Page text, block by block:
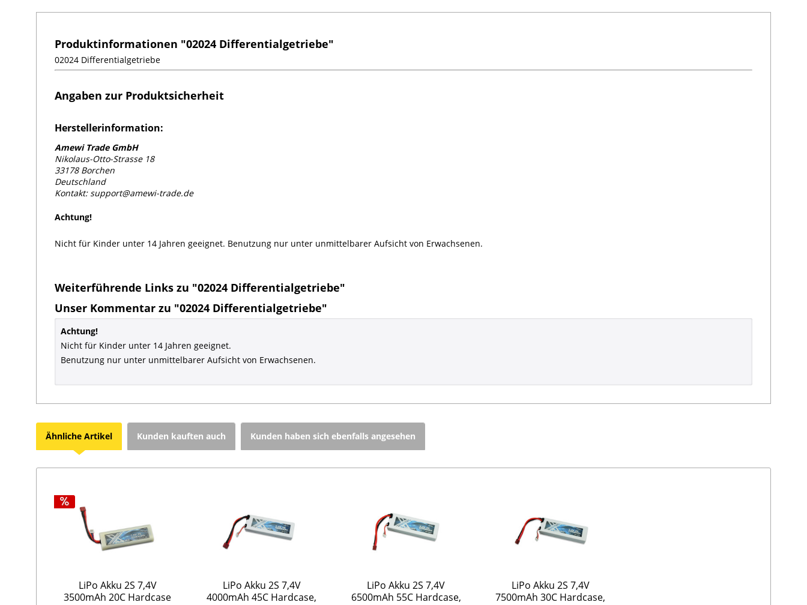
Produktinformationen "02024 Differentialgetriebe"
02024 Differentialgetriebe
Angaben zur Produktsicherheit
Herstellerinformation:
Amewi Trade GmbH
Nikolaus-Otto-Strasse 18
33178 Borchen
Deutschland
Kontakt: support@amewi-trade.de
Achtung!
Nicht für Kinder unter 14 Jahren geeignet. Benutzung nur unter unmittelbarer Aufsicht von Erwachsenen.
Weiterführende Links zu "02024 Differentialgetriebe"
Unser Kommentar zu "02024 Differentialgetriebe"
Achtung!
Nicht für Kinder unter 14 Jahren geeignet.
Benutzung nur unter unmittelbarer Aufsicht von Erwachsenen.
Ähnliche Artikel Kunden kauften auch Kunden haben sich ebenfalls angesehen
LiPo Akku 2S 7,4V
3500mAh 20C Hardcase
LiPo Akku 2S 7,4V
4000mAh 45C Hardcase,
LiPo Akku 2S 7,4V
6500mAh 55C Hardcase,
LiPo Akku 2S 7,4V
7500mAh 30C Hardcase,